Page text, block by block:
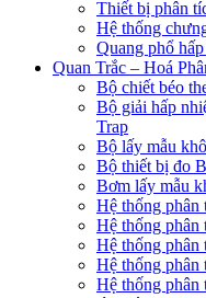
Thiết bị phân
Hệ thống
Quang phổ
Quan Trắc – Hoá
Bộ chiết béo
Bộ giải hấp
Trap
Bộ lấy mẫu
Bộ thiết bị đo
Bơm lấy mẫu
Hệ thống
Hệ thống
Hệ thống
Hệ thống phân
Hệ thống phân